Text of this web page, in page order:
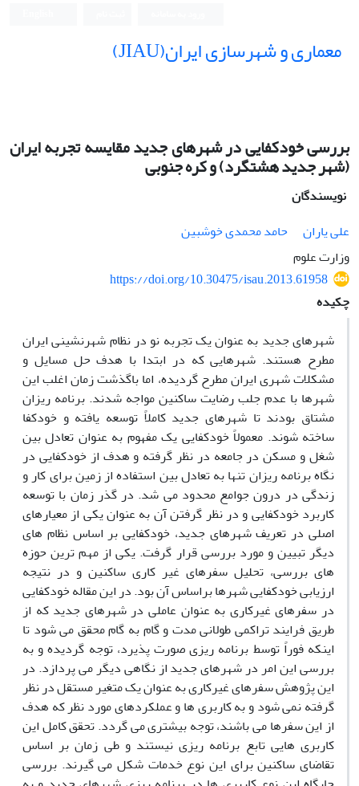
معماری و شهرسازی ایران(JIAU)
بررسی خودکفایی در شهرهای جدید مقایسه تجربه ایران
(شهر جدید هشتگرد) و کره جنوبی
نویسندگان
علی یاران
حامد محمدی خوشبین
وزارت علوم
https://doi.org/10.30475/isau.2013.61958
چکیده
شهرهای جدید به عنوان یک تجربه نو در نظام شهرنشینی ایران
مطرح هستند. شهرهایی که در ابتدا با هدف حل مسایل و
مشکلات شهری ایران مطرح گردیده، اما باگذشت زمان اغلب این
شهرها با عدم جلب رضایت ساکنین مواجه شدند. برنامه ریزان
مشتاق بودند تا شهرهای جدید کاملاً توسعه یافته و خودکفا
ساخته شوند. معمولاً خودکفایی یک مفهوم به عنوان تعادل بین
شغل و مسکن در جامعه در نظر گرفته و هدف از خودکفایی در
نگاه برنامه ریزان تنها به تعادل بین استفاده از زمین برای کار و
زندگی در درون جوامع محدود می شد. در گذر زمان با توسعه
کاربرد خودکفایی و در نظر گرفتن آن به عنوان یکی از معیارهای
اصلی در تعریف شهرهای جدید، خودکفایی بر اساس نظام های
دیگر تبیین و مورد بررسی قرار گرفت. یکی از مهم ترین حوزه
های بررسی، تحلیل سفرهای غیر کاری ساکنین و در نتیجه
ارزیابی خودکفایی شهرها براساس آن بود. در این مقاله خودکفایی
در سفرهای غیرکاری به عنوان عاملی در شهرهای جدید که از
طریق فرایند تراکمی طولانی مدت و گام به گام محقق می شود تا
اینکه فوراً توسط برنامه ریزی صورت پذیرد، توجه گردیده و به
بررسی این امر در شهرهای جدید از نگاهی دیگر می پردازد. در
این پژوهش سفرهای غیرکاری به عنوان یک متغیر مستقل در نظر
گرفته نمی شود و به کاربری ها و عملکردهای مورد نظر که هدف
از این سفرها می باشند، توجه بیشتری می گردد. تحقق کامل این
کاربری هایی تابع برنامه ریزی نیستند و طی زمان بر اساس
تقاضای ساکنین برای این نوع خدمات شکل می گیرند. بررسی